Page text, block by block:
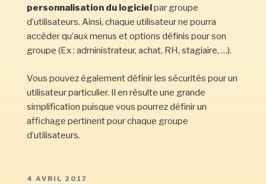
personnalisation du logicielpar groupe
d’utilisateurs. Ainsi, chaque utilisateur ne pourra
accéder qu’aux menus et options définis pour son
groupe (Ex : administrateur, achat, RH, stagiaire, …).
Vous pouvez également définir les sécurités pour un
utilisateur particulier. Il en résulte une grande
simplification puisque vous pourrez définir un
affichage pertinent pour chaque groupe
d’utilisateurs.
PUBLIÉ
4 AVRIL 2017